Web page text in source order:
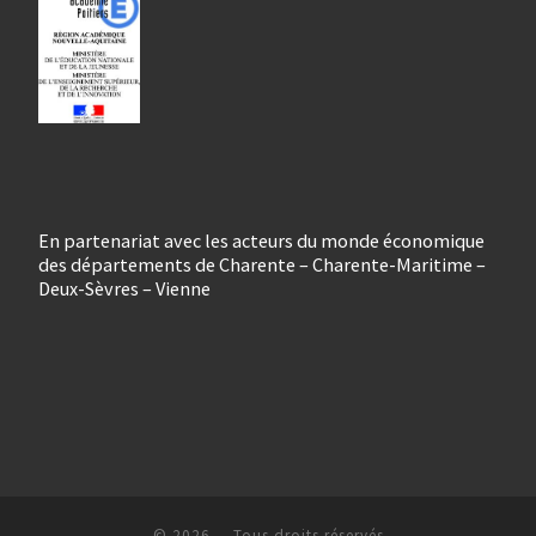
En partenariat avec les acteurs du monde économique
des départements de Charente – Charente-Maritime –
Deux-Sèvres – Vienne